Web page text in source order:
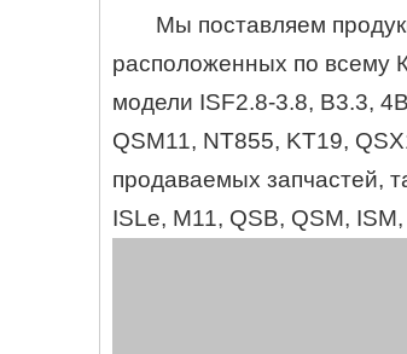
Мы поставляем
расположенных по всему
модели ISF2.8-3.8, B3.3,
QSM11, NT855, KT19,
продаваемых запчастей,
ISLe, M11, QSB, QSM,